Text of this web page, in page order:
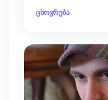
ცხოვრება